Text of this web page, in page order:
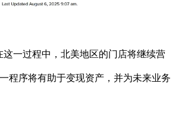
这一过程中，北美地区的门店将继续营
程序将有助于变现资产，并为未来业务